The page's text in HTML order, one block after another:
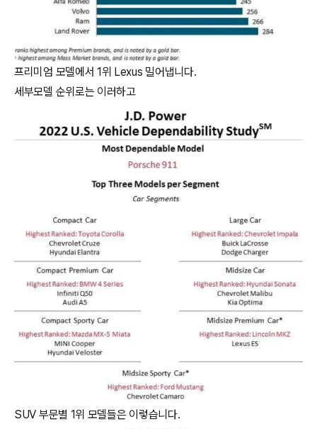
프리미엄 모델에서 1위 Lexus 밀어냅니다.
세부모델 순위로는 이러하고
SUV 부문별 1위 모델들은 이렇습니다.